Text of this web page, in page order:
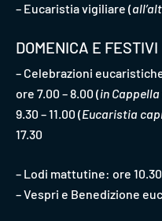
– Eucaristia vigiliare (
DOMENICA E FESTIVI
– Celebrazioni
ore 7.00 – 8.00 (in
9.30 – 11.00 (Eucaristia
17.30
– Lodi mattutine: ore 10.30
– Vespri e Benedizione